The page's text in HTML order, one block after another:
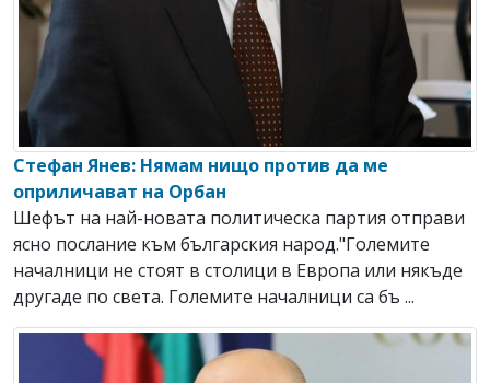
Стефан Янев: Нямам нищо против да ме
оприличават на Орбан
Шефът на най-новата политическа партия отправи
ясно послание към българския народ."Големите
началници не стоят в столици в Европа или някъде
другаде по света. Големите началници са бъ ...